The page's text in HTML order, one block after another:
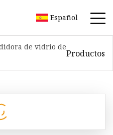
Español
de vidrio de
Productos